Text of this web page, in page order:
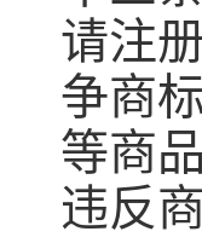
请注
争商
等商
违反